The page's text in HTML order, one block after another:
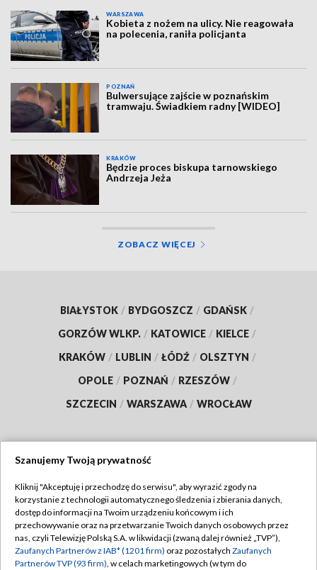
WARSZAWA
Kobieta z nożem na ulicy. Nie reagowała
na polecenia, raniła policjanta
POZNAŃ
Bulwersujące zajście w poznańskim
tramwaju. Świadkiem radny [WIDEO]
KRAKÓW
Będzie proces biskupa tarnowskiego
Andrzeja Jeża
ZOBACZ WIĘCEJ
BIAŁYSTOK / BYDGOSZCZ / GDAŃSK /
GORZÓW WLKP. / KATOWICE / KIELCE /
KRAKÓW / LUBLIN / ŁÓDŹ / OLSZTYN /
OPOLE / POZNAŃ / RZESZÓW /
SZCZECIN / WARSZAWA / WROCŁAW
TVP
Abonament TVP
Emisja w TVP
Regulamin TVP
Polityka prywatności
Szanujemy Twoją prywatność
Kliknij "Akceptuję i przechodzę do serwisu", aby wyrazić zgody na
korzystanie z technologii automatycznego śledzenia i zbierania danych,
dostęp do informacji na Twoim urządzeniu końcowym i ich
przechowywanie oraz na przetwarzanie Twoich danych osobowych przez
nas, czyli Telewizję Polską S.A. w likwidacji (zwaną dalej również „TVP”),
Zaufanych Partnerów z IAB* (1201 firm) oraz pozostałych Zaufanych
Partnerów TVP (93 firm), w celach marketingowych (w tym do